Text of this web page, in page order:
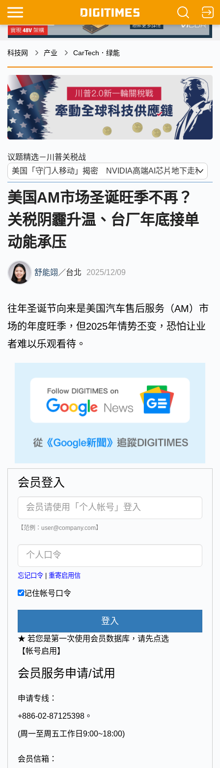
科技网 产业 CarTech．绿能
议题精选－川普关税战
美国AM市场圣诞旺季不再？
关税阴霾升温、台厂年底接单
动能承压
舒能翊 ／台北 2025/12/09
往年圣诞节向来是美国汽车售后服务（AM）市
场的年度旺季，但2025年情势丕变，恐怕让业
者难以乐观看待。
会员登入
【范例：user@company.com】
忘记口令 重寄启用信
记住帐号口令
登入
★ 若您是第一次使用会员数据库，请先点选
【帐号启用】
会员服务申请/试用
申请专线：
+886-02-87125398。
(周一至周五工作日9:00~18:00)
会员信箱：